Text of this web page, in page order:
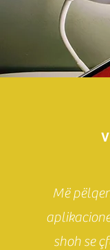
Më
shoh se